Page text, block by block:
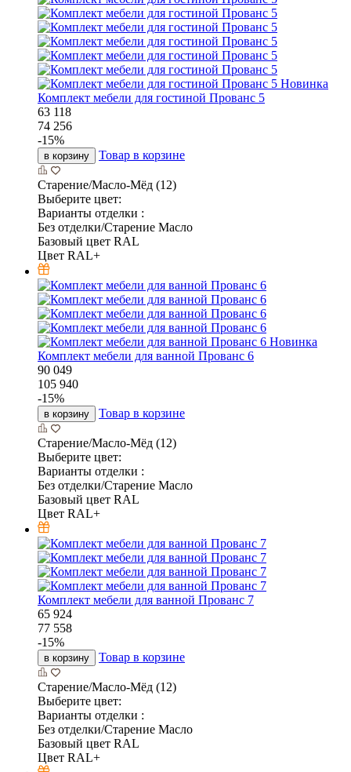
Новинка
Комплект мебели для гостиной Прованс 5
63 118
74 256
-15%
в корзину Товар в корзине
Старение/Масло-Мёд (12)
Выберите цвет:
Варианты отделки :
Без отделки/Старение Масло
Базовый цвет RAL
Цвет RAL+
Новинка
Комплект мебели для ванной Прованс 6
90 049
105 940
-15%
в корзину Товар в корзине
Старение/Масло-Мёд (12)
Выберите цвет:
Варианты отделки :
Без отделки/Старение Масло
Базовый цвет RAL
Цвет RAL+
Комплект мебели для ванной Прованс 7
65 924
77 558
-15%
в корзину Товар в корзине
Старение/Масло-Мёд (12)
Выберите цвет:
Варианты отделки :
Без отделки/Старение Масло
Базовый цвет RAL
Цвет RAL+